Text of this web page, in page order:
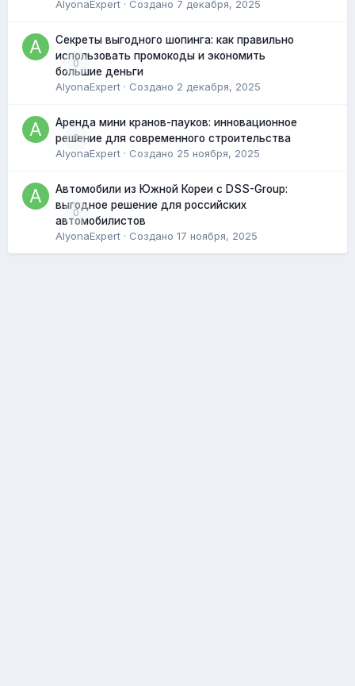
AlyonaExpert · Создано 7 декабря, 2025
0
Секреты выгодного шопинга: как правильно
использовать промокоды и экономить
большие деньги
AlyonaExpert · Создано 2 декабря, 2025
0
Аренда мини кранов-пауков: инновационное
решение для современного строительства
AlyonaExpert · Создано 25 ноября, 2025
0
Автомобили из Южной Кореи с DSS-Group:
выгодное решение для российских
автомобилистов
AlyonaExpert · Создано 17 ноября, 2025